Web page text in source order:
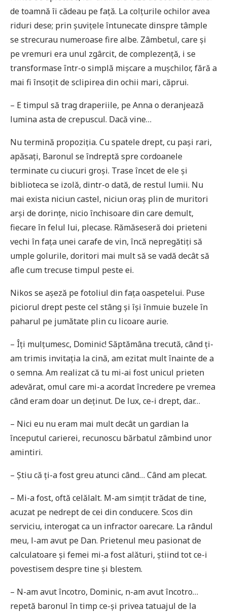
de toamnă îi cădeau pe față. La colțurile ochilor avea
riduri dese; prin șuvițele întunecate dinspre tâmple
se strecurau numeroase fire albe. Zâmbetul, care și
pe vremuri era unul zgârcit, de complezență, i se
transformase într-o simplă mișcare a mușchilor, fără a
mai fi însoțit de sclipirea din ochii mari, căprui.
– E timpul să trag draperiile, pe Anna o deranjează
lumina asta de crepuscul. Dacă vine…
Nu termină propoziția. Cu spatele drept, cu pași rari,
apăsați, Baronul se îndreptă spre cordoanele
terminate cu ciucuri groși. Trase încet de ele și
biblioteca se izolă, dintr-o dată, de restul lumii. Nu
mai exista niciun castel, niciun oraș plin de muritori
arși de dorințe, nicio închisoare din care demult,
fiecare în felul lui, plecase. Rămăseseră doi prieteni
vechi în fața unei carafe de vin, încă nepregătiți să
umple golurile, doritori mai mult să se vadă decât să
afle cum trecuse timpul peste ei.
Nikos se așeză pe fotoliul din fața oaspetelui. Puse
piciorul drept peste cel stâng și își înmuie buzele în
paharul pe jumătate plin cu licoare aurie.
– Îți mulțumesc, Dominic! Săptămâna trecută, când ți-
am trimis invitația la cină, am ezitat mult înainte de a
o semna. Am realizat că tu mi-ai fost unicul prieten
adevărat, omul care mi-a acordat încredere pe vremea
când eram doar un deținut. De lux, ce-i drept, dar…
– Nici eu nu eram mai mult decât un gardian la
începutul carierei, recunoscu bărbatul zâmbind unor
amintiri.
– Știu că ți-a fost greu atunci când… Când am plecat.
– Mi-a fost, oftă celălalt. M-am simțit trădat de tine,
acuzat pe nedrept de cei din conducere. Scos din
serviciu, interogat ca un infractor oarecare. La rândul
meu, l-am avut pe Dan. Prietenul meu pasionat de
calculatoare și femei mi-a fost alături, știind tot ce-i
povestisem despre tine și blestem.
– N-am avut încotro, Dominic, n-am avut încotro…
repetă baronul în timp ce-și privea tatuajul de la